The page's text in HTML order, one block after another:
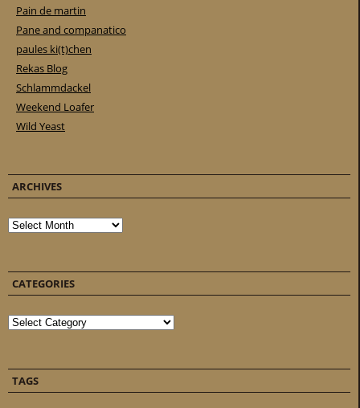
Pain de martin
Pane and companatico
paules ki(t)chen
Rekas Blog
Schlammdackel
Weekend Loafer
Wild Yeast
ARCHIVES
Archives
CATEGORIES
Categories
TAGS